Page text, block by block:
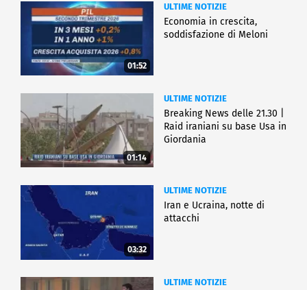
01:52
ULTIME NOTIZIE
Economia in crescita,
soddisfazione di Meloni
01:14
ULTIME NOTIZIE
Breaking News delle 21.30 |
Raid iraniani su base Usa in
Giordania
03:32
ULTIME NOTIZIE
Iran e Ucraina, notte di
attacchi
ULTIME NOTIZIE